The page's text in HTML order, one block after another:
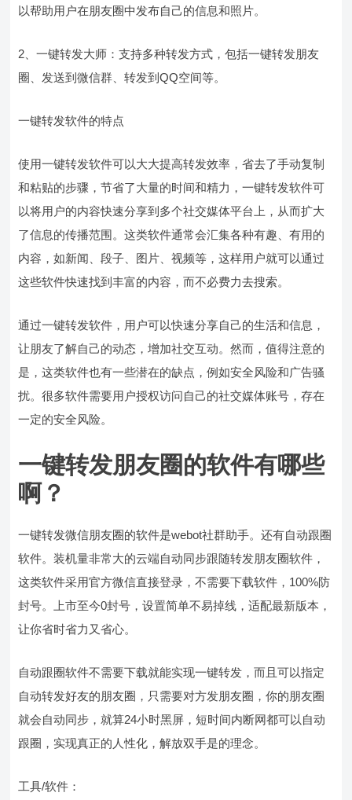
以帮助用户在朋友圈中发布自己的信息和照片。
2、一键转发大师：支持多种转发方式，包括一键转发朋友
圈、发送到微信群、转发到QQ空间等。
一键转发软件的特点
使用一键转发软件可以大大提高转发效率，省去了手动复制
和粘贴的步骤，节省了大量的时间和精力，一键转发软件可
以将用户的内容快速分享到多个社交媒体平台上，从而扩大
了信息的传播范围。这类软件通常会汇集各种有趣、有用的
内容，如新闻、段子、图片、视频等，这样用户就可以通过
这些软件快速找到丰富的内容，而不必费力去搜索。
通过一键转发软件，用户可以快速分享自己的生活和信息，
让朋友了解自己的动态，增加社交互动。然而，值得注意的
是，这类软件也有一些潜在的缺点，例如安全风险和广告骚
扰。很多软件需要用户授权访问自己的社交媒体账号，存在
一定的安全风险。
一键转发朋友圈的软件有哪些
啊？
一键转发微信朋友圈的软件是webot社群助手。还有自动跟圈
软件。装机量非常大的云端自动同步跟随转发朋友圈软件，
这类软件采用官方微信直接登录，不需要下载软件，100%防
封号。上市至今0封号，设置简单不易掉线，适配最新版本，
让你省时省力又省心。
自动跟圈软件不需要下载就能实现一键转发，而且可以指定
自动转发好友的朋友圈，只需要对方发朋友圈，你的朋友圈
就会自动同步，就算24小时黑屏，短时间内断网都可以自动
跟圈，实现真正的人性化，解放双手是的理念。
工具/软件：